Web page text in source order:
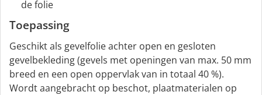
de folie
Toepassing
Geschikt als gevelfolie achter open en gesloten
gevelbekleding (gevels met openingen van max. 50 mm
breed en een open oppervlak van in totaal 40 %).
Wordt aangebracht op beschot, plaatmaterialen op